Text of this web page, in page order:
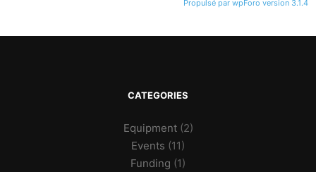
Propulsé par wpForo version 3.1.4
CATEGORIES
Equipment(2)
Events (11)
Funding (1)